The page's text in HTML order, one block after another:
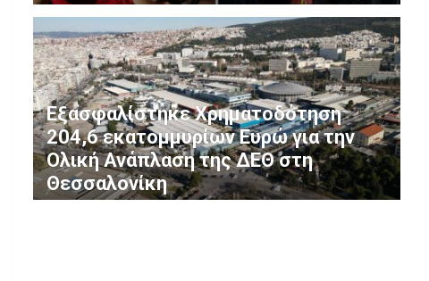
Εξασφαλίστηκε Χρηματοδότηση
204,6 εκατομμυρίων Ευρώ για την
Ολική Ανάπλαση της ΔΕΘ στη
Θεσσαλονίκη